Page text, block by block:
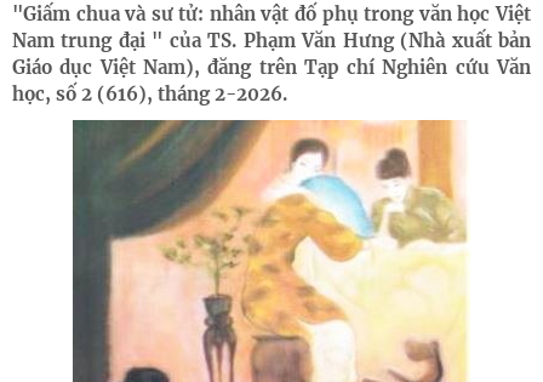
"Giấm chua và sư tử: nhân vật đố phụ trong văn học Việt
Nam trung đại " của TS. Phạm Văn Hưng (Nhà xuất bản
Giáo dục Việt Nam), đăng trên Tạp chí Nghiên cứu Văn
học, số 2 (616), tháng 2-2026.